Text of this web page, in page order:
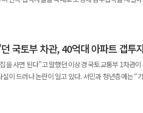
세 장기보유특별공제 축소
대 80%까지 양도차익 공제가 가능하지만 정부 안
실제 KB선도아파트 50지수는 9월 126.4로 역대 최고
례가 늘고 있다. 국토교통위원회 김종양 의원실이 한
거래 4760건 중 2779건이 의심 거래로 분류됐으며
전년보다 4.1% 증가했고
남·서초·송파·용산 등 고가 주택 밀집 지역에서 집중됐다. 편
을 맺은 7개사는 △히타치에너지 KSA(초고압
대건설이 이달 20~21일 양일간 진행한 ‘사우디
의 일환으로 마련됐다. 서울 그랜드하얏트호텔에서
사 고위 임원진이 참석했고 협약 외에도 경영진 간
‘비전 2030’ 핵심 인프라 사업은 물론
맷(Namaat) 프로그램’의 EPC(설계·조달·시공) 파
국토부 차관, 40억대 아파트 갭투
을 사면 된다”고 말했던 이상경 국토교통부 1차관
이 드러나 논란이 일고 있다. 서민과 청년층에는 “
21일 확인한 등기부등본에 따르면 이 차관의 배우자 한